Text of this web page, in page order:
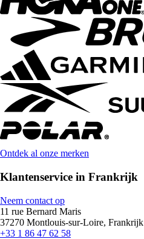
Ontdek al onze merken
Klantenservice in Frankrijk
Neem contact op
11 rue Bernard Maris
37270 Montlouis-sur-Loire, Frankrijk
+33 1 86 47 62 58